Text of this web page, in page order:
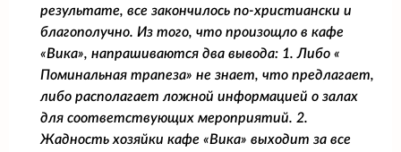
результате, все закончилось по-христиански и
благополучно. Из того, что произощло в кафе
«Вика», напрашиваются два вывода: 1. Либо «
Поминальная трапеза» не знает, что предлагает,
либо располагает ложной информацией о залах
для соответствующих мероприятий. 2.
Жадность хозяйки кафе «Вика» выходит за все